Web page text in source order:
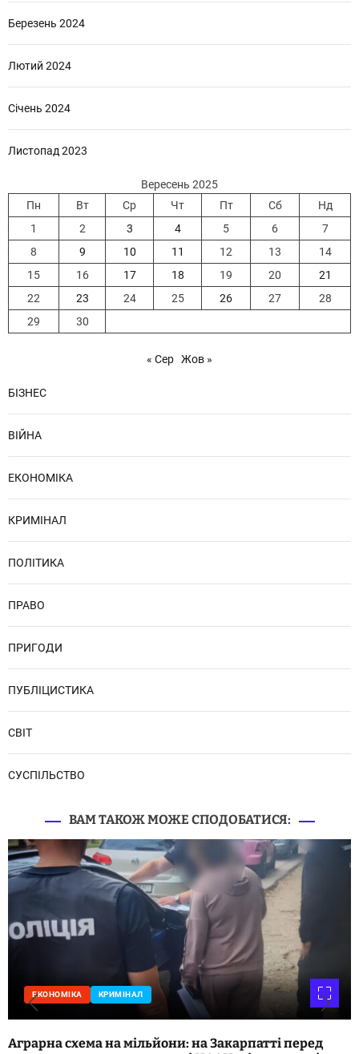
Березень 2024
Лютий 2024
Січень 2024
Листопад 2023
Вересень 2025
Пн
Вт Ср Чт Пт Сб
Нд
1
2 3 4 5 6
7
8
9 10 11 12 13
14
15
16 17 18 19 20
21
22
23 24 25 26 27
28
29
30
« Сер Жов »
БІЗНЕС
ВІЙНА
ЕКОНОМІКА
КРИМІНАЛ
ПОЛІТИКА
ПРАВО
ПРИГОДИ
ПУБЛІЦИСТИКА
СВІТ
СУСПІЛЬСТВО
ВАМ ТАКОЖ МОЖЕ СПОДОБАТИСЯ:
ЕКОНОМІКА КРИМІНАЛ
Аграрна схема на мільйони: на Закарпатті перед